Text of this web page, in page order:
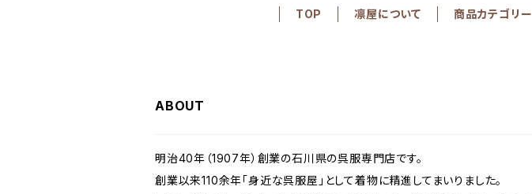
TOP 凛屋について 商品カテゴリー
ABOUT
明治40年（1907年）創業の石川県の呉服専門店です。
創業以来110余年「身近な呉服屋」として着物に精進してまいりました。